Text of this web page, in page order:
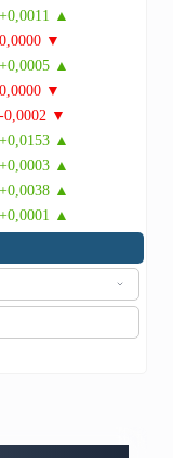
+0,0011 ▲
0,0000 ▼
+0,0005 ▲
0,0000 ▼
-0,0002 ▼
+0,0153 ▲
+0,0003 ▲
+0,0038 ▲
+0,0001 ▲